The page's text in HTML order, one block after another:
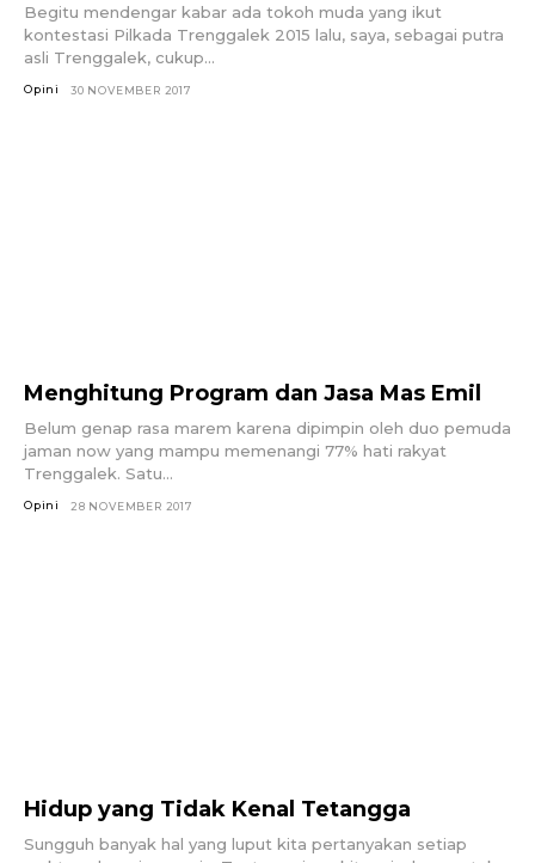
Begitu mendengar kabar ada tokoh muda yang ikut
kontestasi Pilkada Trenggalek 2015 lalu, saya, sebagai putra
asli Trenggalek, cukup...
Opini 30 NOVEMBER 2017
Menghitung Program dan Jasa Mas Emil
Belum genap rasa marem karena dipimpin oleh duo pemuda
jaman now yang mampu memenangi 77% hati rakyat
Trenggalek. Satu...
Opini 28 NOVEMBER 2017
Hidup yang Tidak Kenal Tetangga
Sungguh banyak hal yang luput kita pertanyakan setiap